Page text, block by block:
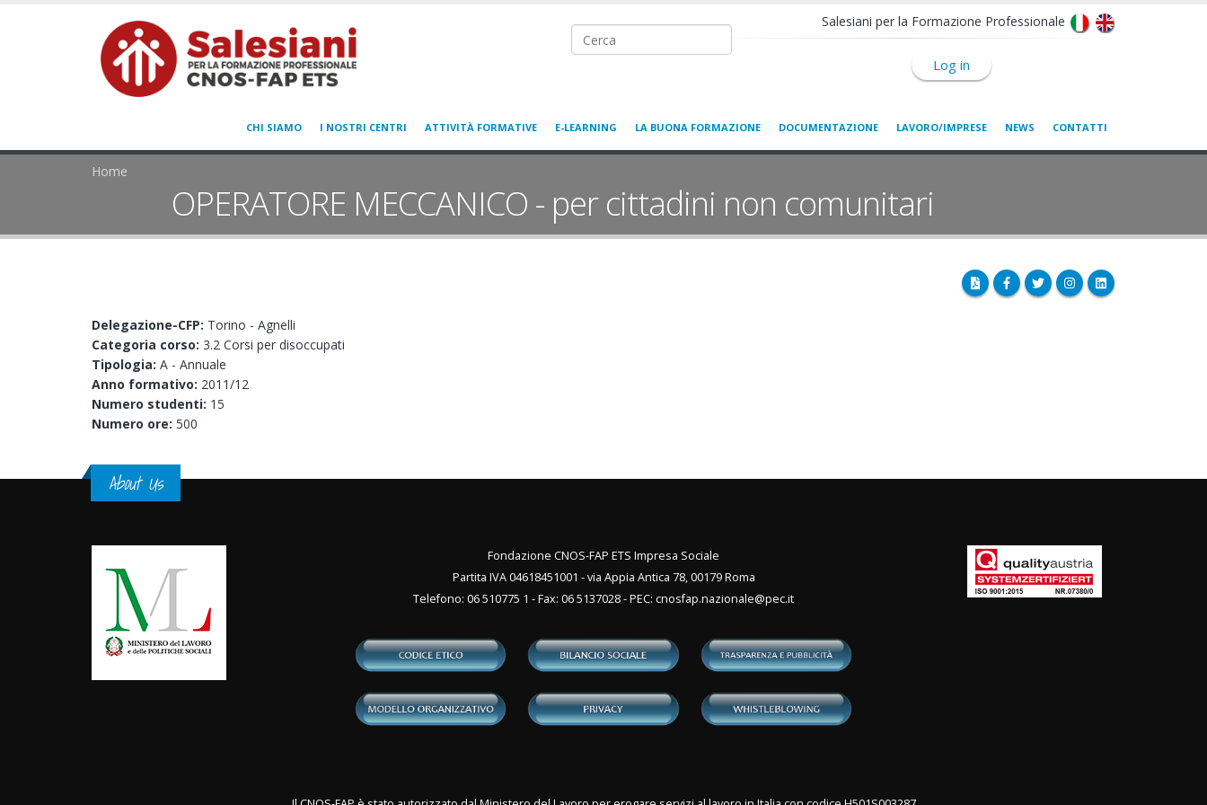
Salesiani per la Formazione Professionale
Log in
Ricerca nel sito
CHI SIAMO I NOSTRI CENTRI ATTIVITÀ FORMATIVE E-LEARNING LA BUONA FORMAZIONE DOCUMENTAZIONE LAVORO/IMPRESE NEWS CONTATTI
Home
OPERATORE MECCANICO - per cittadini non comunitari
Delegazione-CFP: Torino - Agnelli
Categoria corso: 3.2 Corsi per disoccupati
Tipologia: A - Annuale
Anno formativo: 2011/12
Numero studenti: 15
Numero ore: 500
About Us
Fondazione CNOS-FAP ETS Impresa Sociale
Partita IVA 04618451001 - via Appia Antica 78, 00179 Roma
Telefono: 06 510775 1 - Fax: 06 5137028 - PEC: cnosfap.nazionale@pec.it